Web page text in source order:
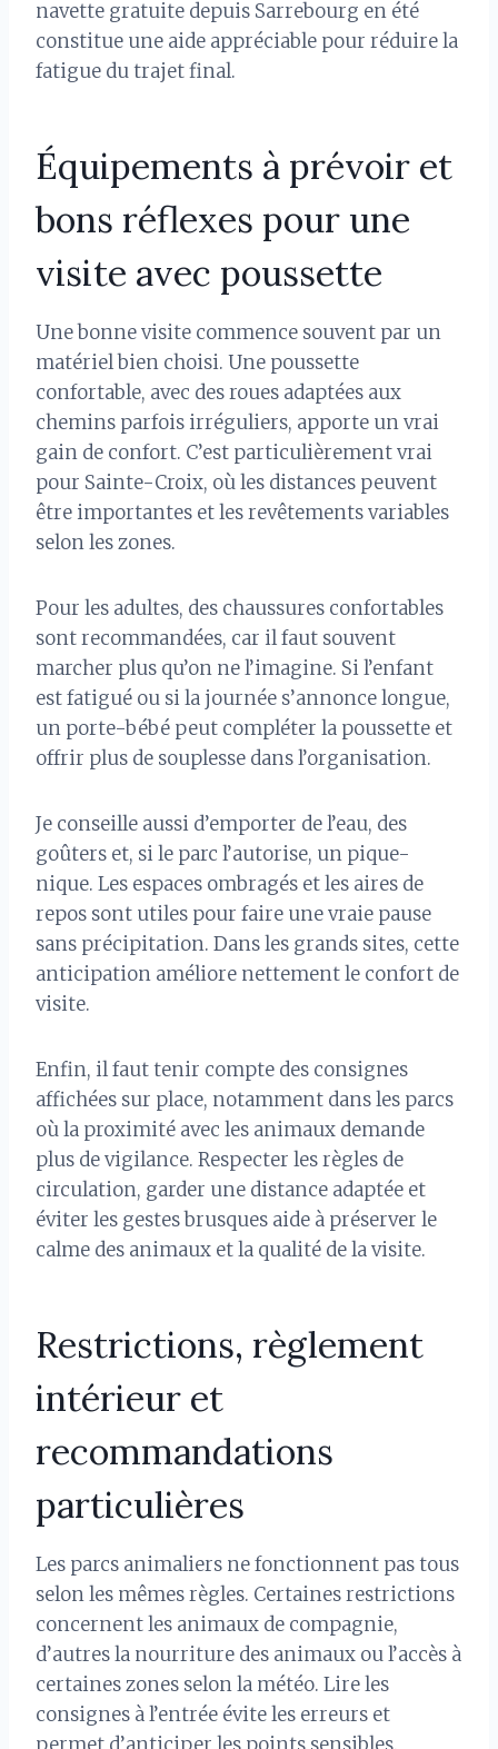
navette gratuite depuis Sarrebourg en été
constitue une aide appréciable pour réduire la
fatigue du trajet final.
Équipements à prévoir et
bons réflexes pour une
visite avec poussette
Une bonne visite commence souvent par un
matériel bien choisi. Une poussette
confortable, avec des roues adaptées aux
chemins parfois irréguliers, apporte un vrai
gain de confort. C’est particulièrement vrai
pour Sainte-Croix, où les distances peuvent
être importantes et les revêtements variables
selon les zones.
Pour les adultes, des chaussures confortables
sont recommandées, car il faut souvent
marcher plus qu’on ne l’imagine. Si l’enfant
est fatigué ou si la journée s’annonce longue,
un porte-bébé peut compléter la poussette et
offrir plus de souplesse dans l’organisation.
Je conseille aussi d’emporter de l’eau, des
goûters et, si le parc l’autorise, un pique-
nique. Les espaces ombragés et les aires de
repos sont utiles pour faire une vraie pause
sans précipitation. Dans les grands sites, cette
anticipation améliore nettement le confort de
visite.
Enfin, il faut tenir compte des consignes
affichées sur place, notamment dans les parcs
où la proximité avec les animaux demande
plus de vigilance. Respecter les règles de
circulation, garder une distance adaptée et
éviter les gestes brusques aide à préserver le
calme des animaux et la qualité de la visite.
Restrictions, règlement
intérieur et
recommandations
particulières
Les parcs animaliers ne fonctionnent pas tous
selon les mêmes règles. Certaines restrictions
concernent les animaux de compagnie,
d’autres la nourriture des animaux ou l’accès à
certaines zones selon la météo. Lire les
consignes à l’entrée évite les erreurs et